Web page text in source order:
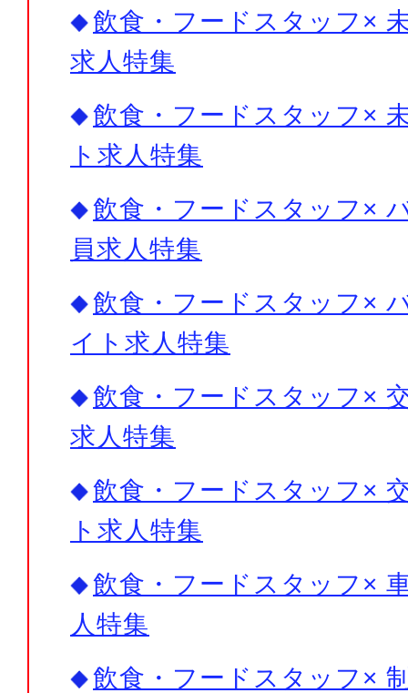
飲食・フードスタッフ×
求人特集
飲食・フードスタッフ×
ト求人特集
飲食・フードスタッフ×
員求人特集
飲食・フードスタッフ×
イト求人特集
飲食・フードスタッフ×
求人特集
飲食・フードスタッフ×
ト求人特集
飲食・フードスタッフ×
人特集
飲食・フードスタッフ×